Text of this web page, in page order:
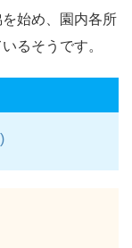
始め、園内各所
るそうです。